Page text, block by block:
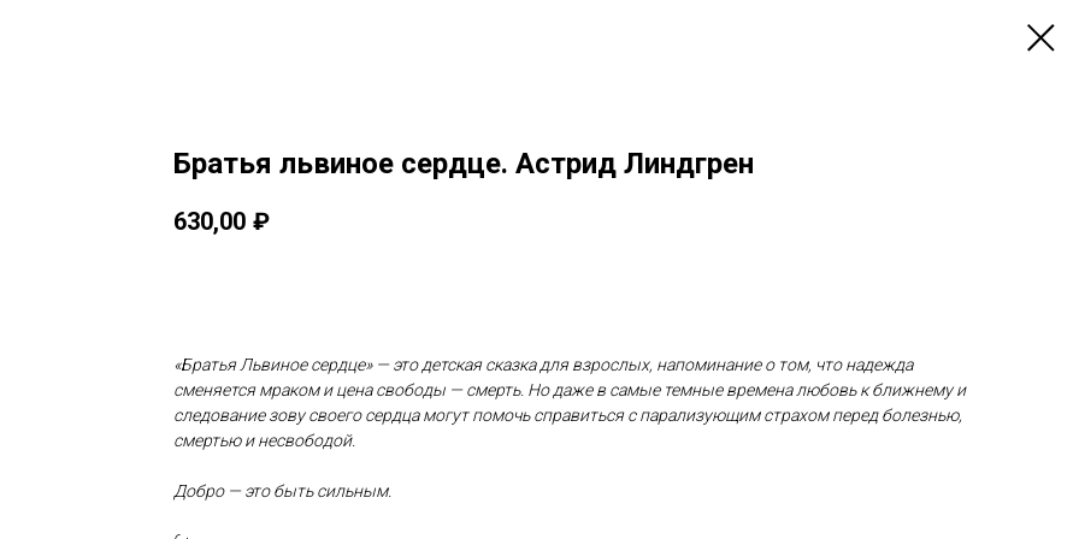
Братья львиное сердце. Астрид Линдгрен
630,00 ₽
«Братья Львиное сердце» — это детская сказка для взрослых, напоминание о том, что надежда
сменяется мраком и цена свободы — смерть. Но даже в самые темные времена любовь к ближнему и
следование зову своего сердца могут помочь справиться с парализующим страхом перед болезнью,
смертью и несвободой.
Добро — это быть сильным.